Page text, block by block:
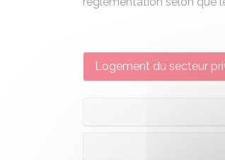
Logement du secteur